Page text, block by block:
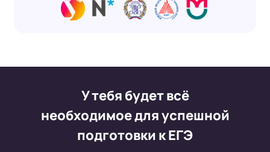
У тебя будет всё
необходимоедля успешной
подготовки к ЕГЭ